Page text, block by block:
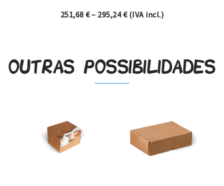
251,68€– 295,24€Price range: 251,68 €
(IVA incl.)
Outras possibilidades